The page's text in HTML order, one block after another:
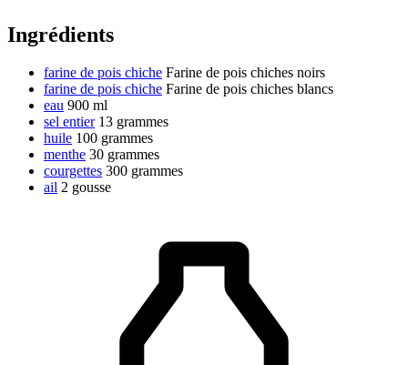
Ingrédients
farine de pois chiche Farine de pois chiches noirs
farine de pois chiche Farine de pois chiches blancs
eau 900 ml
sel entier 13 grammes
huile 100 grammes
menthe 30 grammes
courgettes 300 grammes
ail 2 gousse